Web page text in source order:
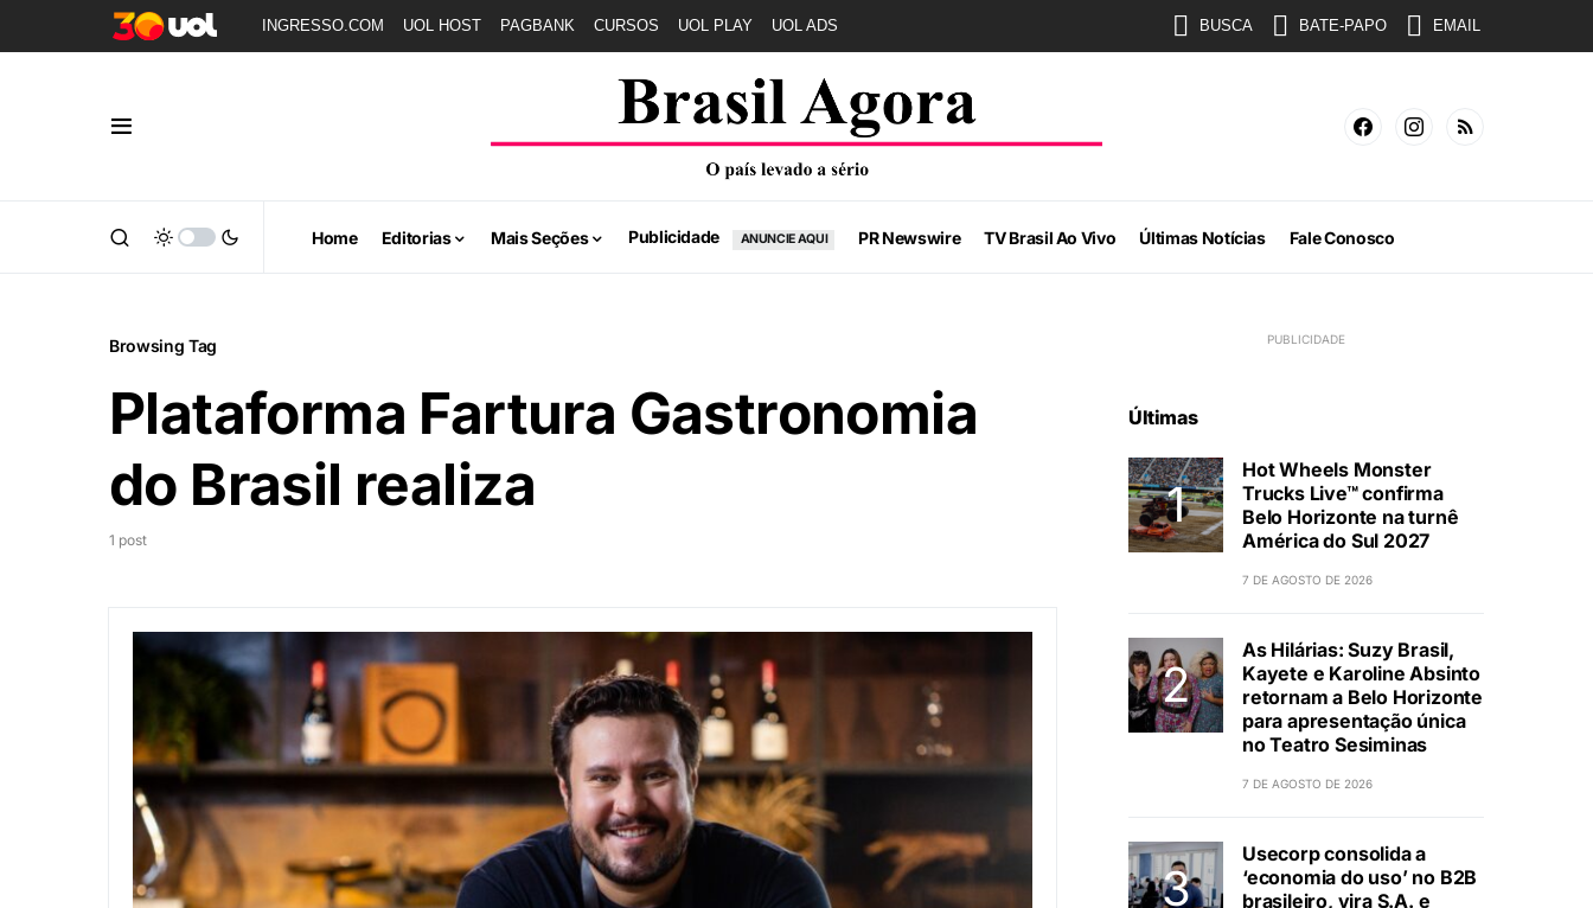
INGRESSO.COM UOL HOST PAGBANK CURSOS UOL PLAY UOL ADS BUSCA BATE-PAPO EMAIL
Home Editorias Mais Seções Publicidade ANUNCIE AQUI PR Newswire TV Brasil Ao Vivo Últimas Notícias Fale Conosco
Browsing Tag
Plataforma Fartura Gastronomia
do Brasil realiza
1 post
Últimas
Hot Wheels Monster
Trucks Live™ confirma
Belo Horizonte na turnê
América do Sul 2027
7 DE AGOSTO DE 2026
As Hilárias: Suzy Brasil,
Kayete e Karoline Absinto
retornam a Belo Horizonte
para apresentação única
no Teatro Sesiminas
7 DE AGOSTO DE 2026
Usecorp consolida a
‘economia do uso’ no B2B
brasileiro, vira S.A. e